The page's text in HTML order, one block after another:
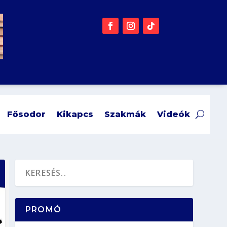
Fősodor Kikapcs Szakmák Videók
PROMÓ